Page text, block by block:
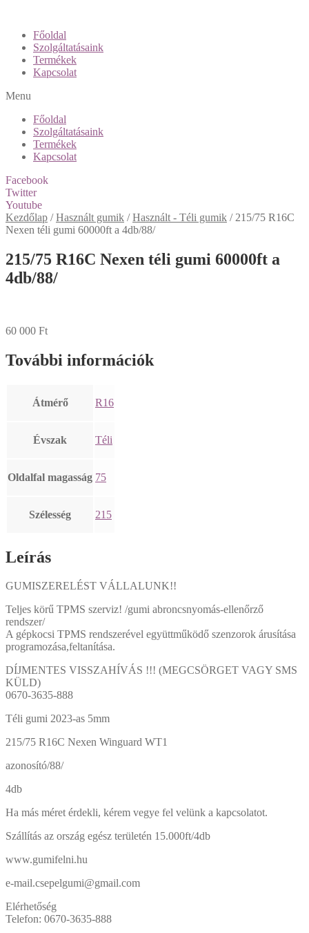
Főoldal
Szolgáltatásaink
Termékek
Kapcsolat
Menu
Főoldal
Szolgáltatásaink
Termékek
Kapcsolat
Facebook
Twitter
Youtube
Kezdőlap /Használt gumik /Használt - Téli gumik / 215/75 R16C
Nexen téli gumi 60000ft a 4db/88/
215/75 R16C Nexen téli gumi 60000ft a
4db/88/
60 000 Ft
További információk
Átmérő R16
Évszak Téli
Oldalfal magasság 75
Szélesség 215
Leírás
GUMISZERELÉST VÁLLALUNK!!
Teljes körű TPMS szerviz! /gumi abroncsnyomás-ellenőrző
rendszer/
A gépkocsi TPMS rendszerével együttműködő szenzorok árusítása
programozása,feltanítása.
DÍJMENTES VISSZAHÍVÁS !!! (MEGCSÖRGET VAGY SMS
KÜLD)
0670-3635-888
Téli gumi 2023-as 5mm
215/75 R16C Nexen Winguard WT1
azonosító/88/
4db
Ha más méret érdekli, kérem vegye fel velünk a kapcsolatot.
Szállítás az ország egész területén 15.000ft/4db
www.gumifelni.hu
e-mail.csepelgumi@gmail.com
Elérhetőség
Telefon: 0670-3635-888